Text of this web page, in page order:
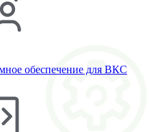
обеспечение для ВКС